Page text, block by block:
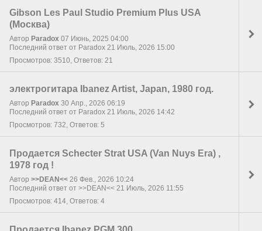
Gibson Les Paul Studio Premium Plus USA
(Москва)
Автор Paradox 07 Июнь, 2025 04:00
Последний ответ от Paradox 21 Июль, 2026 15:00
Просмотров: 3510, Ответов: 21
электрогитара Ibanez Artist, Japan, 1980 год.
Автор Paradox 30 Апр., 2026 06:19
Последний ответ от Paradox 21 Июль, 2026 14:42
Просмотров: 732, Ответов: 5
Продается Schecter Strat USA (Van Nuys Era) ,
1978 год !
Автор >>DEAN<< 26 Фев., 2026 10:24
Последний ответ от >>DEAN<< 21 Июль, 2026 11:55
Просмотров: 414, Ответов: 4